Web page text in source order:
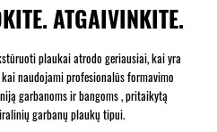
ATGAIVINKITE.
plaukai atrodo geriausiai, kai yra
naudojami profesionalūs formavimo
garbanoms ir bangoms , pritaikytą
garbanų plaukų tipui.